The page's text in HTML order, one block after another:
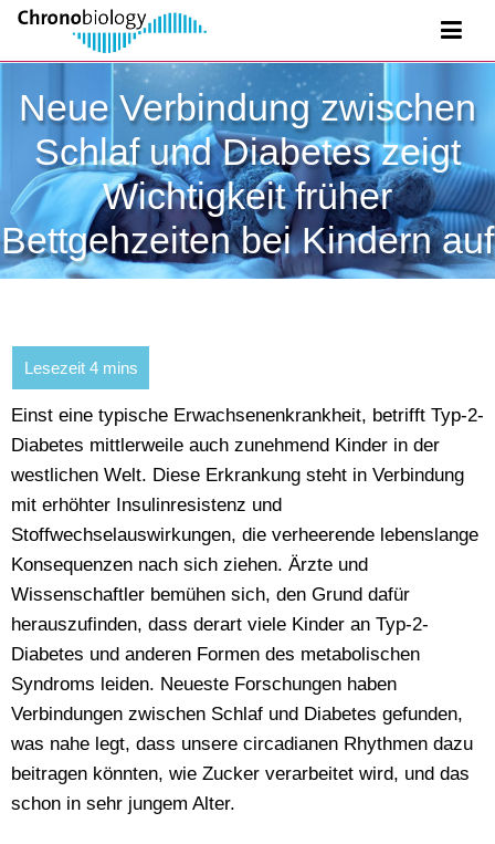
Neue Verbindung zwischen
Schlaf und Diabetes zeigt
Wichtigkeit früher
Bettgehzeiten bei Kindern auf
Einst eine typische Erwachsenenkrankheit, betrifft Typ-2-
Diabetes mittlerweile auch zunehmend Kinder in der
westlichen Welt. Diese Erkrankung steht in Verbindung
mit erhöhter Insulinresistenz und
Stoffwechselauswirkungen, die verheerende lebenslange
Konsequenzen nach sich ziehen. Ärzte und
Wissenschaftler bemühen sich, den Grund dafür
herauszufinden, dass derart viele Kinder an Typ-2-
Diabetes und anderen Formen des metabolischen
Syndroms leiden. Neueste Forschungen haben
Verbindungen zwischen Schlaf und Diabetes gefunden,
was nahe legt, dass unsere circadianen Rhythmen dazu
beitragen könnten, wie Zucker verarbeitet wird, und das
schon in sehr jungem Alter.